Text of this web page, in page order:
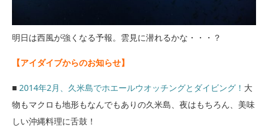
明日は西風が強くなる予報。雲見に潜れるかな・・・？
【アイダイブからのお知らせ】
■ 2014年2月、久米島でホエールウオッチングとダイビング！ 大
物もマクロも地形もなんでもありの久米島、夜はもちろん、美味
しい沖縄料理に舌鼓！